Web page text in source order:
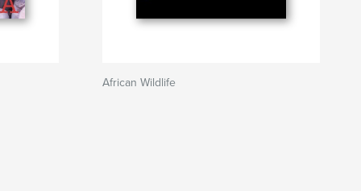
African Wildlife